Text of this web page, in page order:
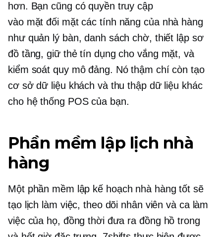
hơn. Bạn cũng có quyền truy cập
vào mặt đối mặtcác tính năng của nhà hàng
như quản lý bàn, danh sách chờ, thiết lập sơ
đồ tầng, giữ thẻ tín dụng cho vắng mặt, và
kiểm soát quy mô đảng. Nó thậm chí còn tạo
cơ sở dữ liệu khách và thu thập dữ liệu khác
cho hệ thống POS của bạn.
Phần mềm lập lịch nhà
hàng
Một phần mềm lập kế hoạch nhà hàng tốt sẽ
tạo lịch làm việc, theo dõi nhân viên và ca làm
việc của họ, đồng thời đưa ra đồng hồ trong